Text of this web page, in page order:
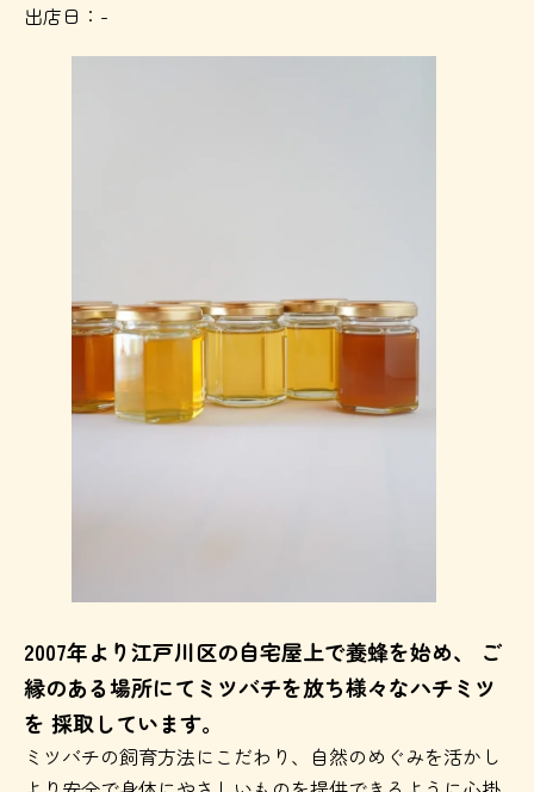
出店日：-
2007年より江戸川区の自宅屋上で養蜂を始め、 ご
縁のある場所にてミツバチを放ち様々なハチミツ
を 採取しています。
ミツバチの飼育方法にこだわり、自然のめぐみを活かし